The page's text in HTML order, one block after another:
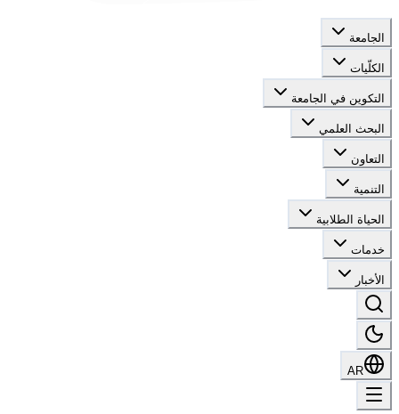
الجامعة
الكلّيات
التكوين في الجامعة
البحث العلمي
التعاون
التنمية
الحياة الطلابية
خدمات
الأخبار
AR